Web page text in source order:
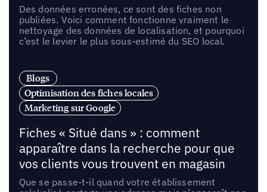
Des données erronées, ce sont des fiches non
publiées. Voici comment fonctionne vraiment le
nettoyage des données de localisation, et pourquoi
c’est le levier le plus sous-estimé du SEO local.
Blogs
Optimisation des fiches locales
Marketing sur Google
Fiches « Situé dans » : comment
apparaître dans la recherche pour que
vos clients vous trouvent en magasin
Que se passe-t-il quand votre établissement